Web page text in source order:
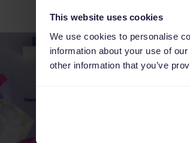
This website uses cookies
We use cookies to personalise
information about your use of
other information that you’ve